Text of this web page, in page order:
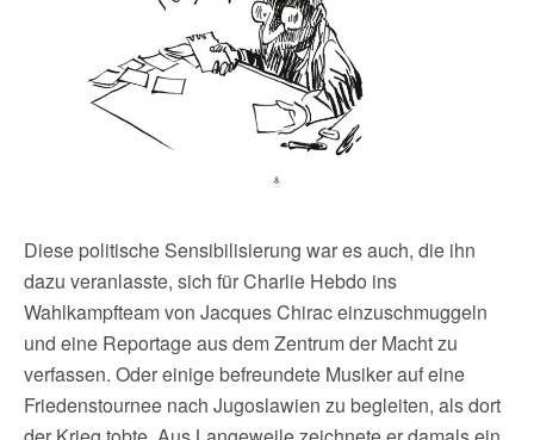
Diese politische Sensibilisierung war es auch, die ihn
dazu veranlasste, sich für Charlie Hebdo ins
Wahlkampfteam von Jacques Chirac einzuschmuggeln
und eine Reportage aus dem Zentrum der Macht zu
verfassen. Oder einige befreundete Musiker auf eine
Friedenstournee nach Jugoslawien zu begleiten, als dort